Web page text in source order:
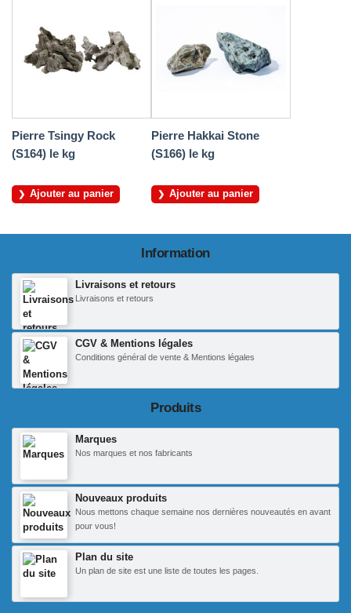
Pierre Tsingy Rock
(S164) le kg
Ajouter au panier
Pierre Hakkai Stone
(S166) le kg
Ajouter au panier
Information
Livraisons et retours
Livraisons et retours
CGV & Mentions légales
Conditions général de vente & Mentions légales
Produits
Marques
Nos marques et nos fabricants
Nouveaux produits
Nous mettons chaque semaine nos dernières nouveautés en avant
pour vous!
Plan du site
Un plan de site est une liste de toutes les pages.